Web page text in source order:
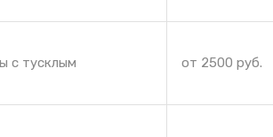
с тусклым
от 2500 руб.